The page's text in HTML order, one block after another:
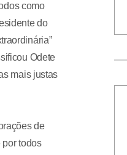
como
do
Odete
mais justas
de
por todos